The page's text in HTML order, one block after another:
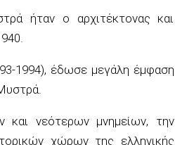
ήταν ο αρχιτέκτονας και
1994), έδωσε μεγάλη έμφαση
και νεότερων μνημείων, την
χώρων της ελληνικής